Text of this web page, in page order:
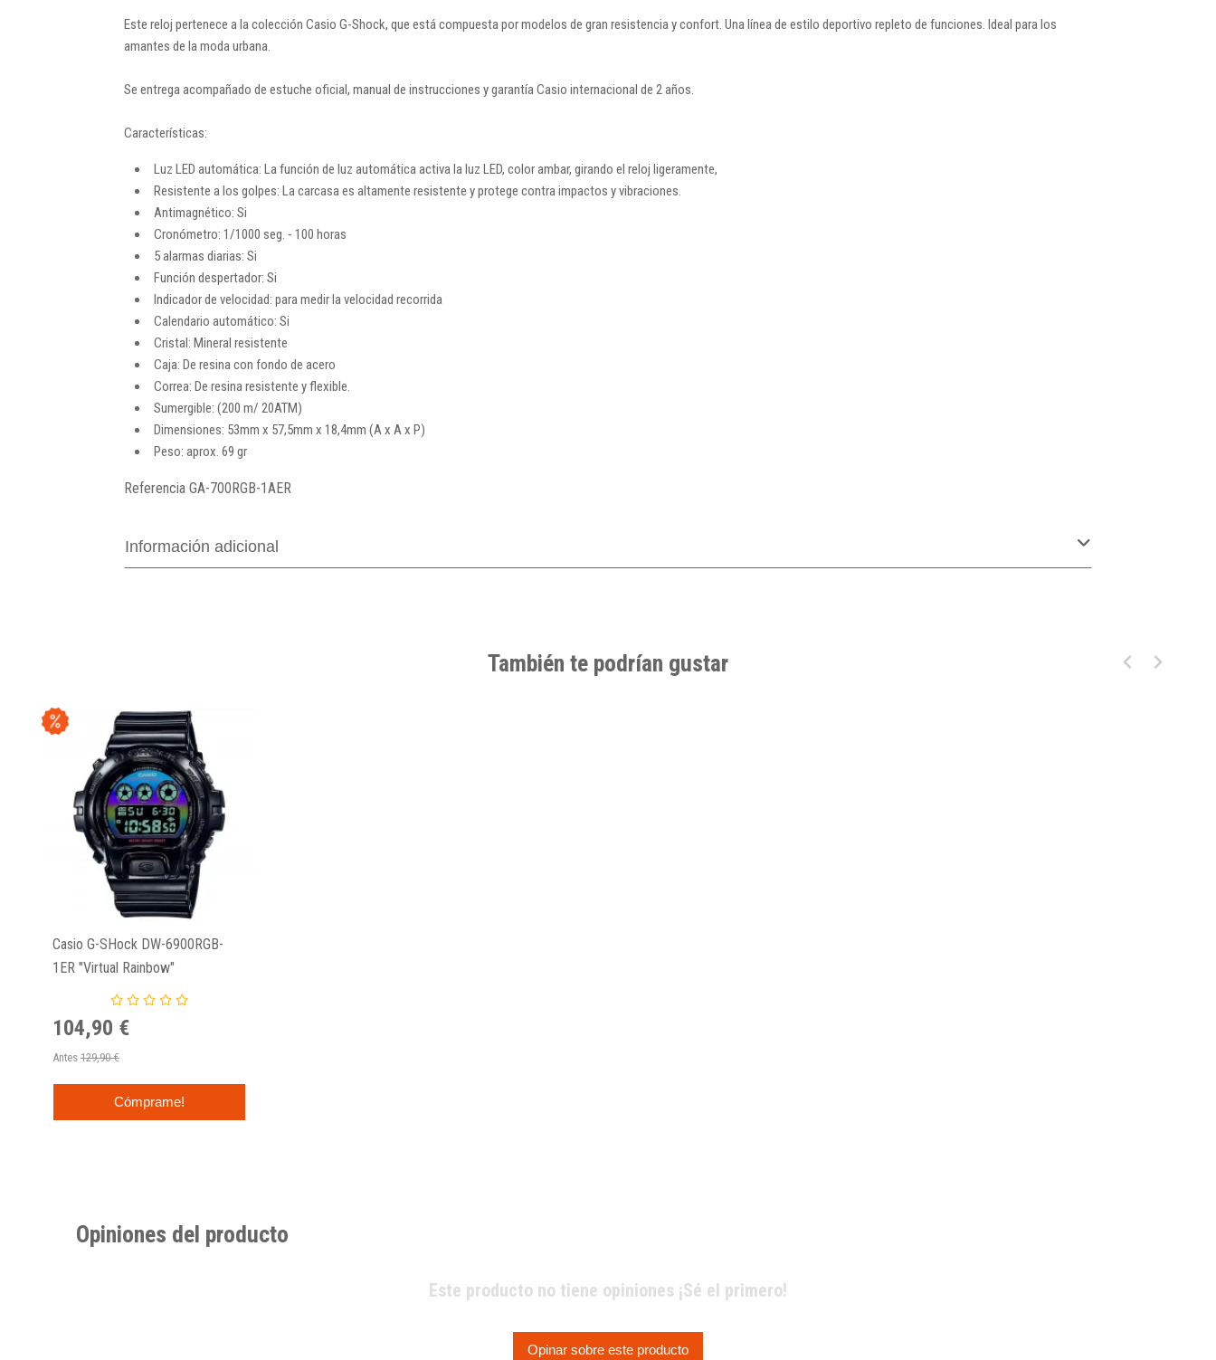
Este reloj pertenece a la colección Casio G-Shock, que está compuesta por modelos de gran resistencia y confort. Una línea de estilo deportivo repleto de funciones. Ideal para los
amantes de la moda urbana.
Se entrega acompañado de estuche oficial, manual de instrucciones y garantía Casio internacional de 2 años.
Características:
Luz LED automática: La función de luz automática activa la luz LED, color ambar, girando el reloj ligeramente,
Resistente a los golpes: La carcasa es altamente resistente y protege contra impactos y vibraciones.
Antimagnético: Si
Cronómetro: 1/1000 seg. - 100 horas
5 alarmas diarias: Si
Función despertador: Si
Indicador de velocidad: para medir la velocidad recorrida
Calendario automático: Si
Cristal: Mineral resistente
Caja: De resina con fondo de acero
Correa: De resina resistente y flexible.
Sumergible: (200 m/ 20ATM)
Dimensiones: 53mm x 57,5mm x 18,4mm (A x A x P)
Peso: aprox. 69 gr
Referencia GA-700RGB-1AER
Información adicional
También te podrían gustar
Casio G-SHock DW-6900RGB-
1ER "Virtual Rainbow"
104,90 €
Antes 129,90 €
Cómprame!
Opiniones del producto
Este producto no tiene opiniones ¡Sé el primero!
Opinar sobre este producto